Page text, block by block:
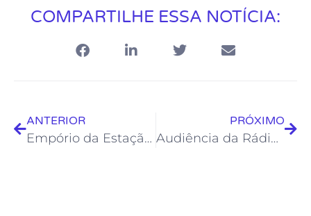
COMPARTILHE ESSA NOTÍCIA:
ANTERIOR
Empório da Estação tem exposição de artesãos locais neste sábado
PRÓXIMO
Audiência da Rádio Web Froc não para de crescer e já ultrapassa os 100 mil ouvintes